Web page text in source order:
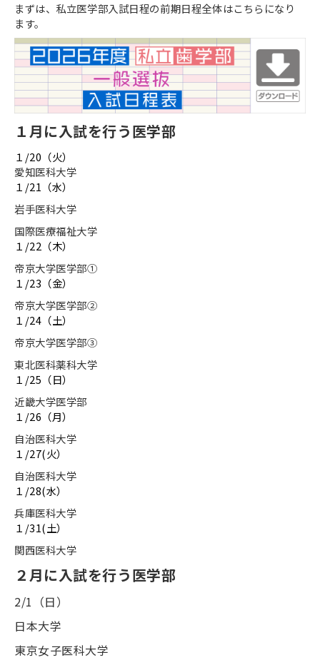
まずは、私立医学部入試日程の前期日程全体はこちらになり
ます。
１月に入試を行う医学部
１ /20 （火）
愛知医科大学
１ /21 （水）
岩手医科大学
国際医療福祉大学
１ /22 （木）
帝京大学医学部①
１ /23 （金）
帝京大学医学部②
１ /24 （土）
帝京大学医学部③
東北医科薬科大学
１ /25 （日）
近畿大学医学部
１ /26 （月）
自治医科大学
１ /27(火）
自治医科大学
１ /28(水）
兵庫医科大学
１ /31(土）
関西医科大学
２月に入試を行う医学部
2/1 （日）
日本大学
東京女子医科大学